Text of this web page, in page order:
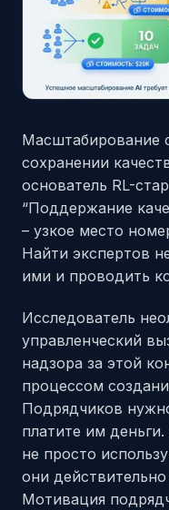
Масштабирование
сохранении
основатель RL-
“Поддержание
– узкое место
Найти экспертов
ими и проводить
Исследователь
управленческий
надзора за этой
процессом
Подрядчиков
платите им
не просто
они
Мотивация